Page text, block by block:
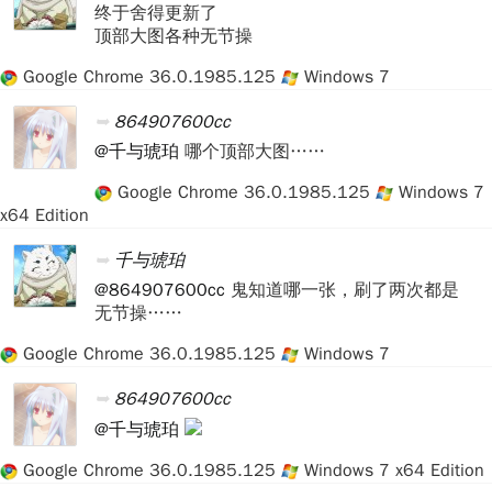
终于舍得更新了
顶部大图各种无节操
Google Chrome 36.0.1985.125
Windows 7
864907600cc
@千与琥珀 哪个顶部大图……
Google Chrome 36.0.1985.125
Windows 7
x64 Edition
千与琥珀
@864907600cc 鬼知道哪一张，刷了两次都是
无节操……
Google Chrome 36.0.1985.125
Windows 7
864907600cc
@千与琥珀
Google Chrome 36.0.1985.125
Windows 7 x64 Edition